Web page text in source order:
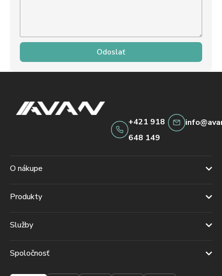
Odoslať
+421 918
648 149
O nákupe
Produkty
Služby
Spoločnosť